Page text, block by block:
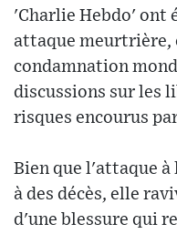
'Charlie Hebdo' ont
attaque meurtrière,
condamnation
discussions sur les
risques encourus
Bien que l'attaque
à des décès, elle
d'une blessure qui